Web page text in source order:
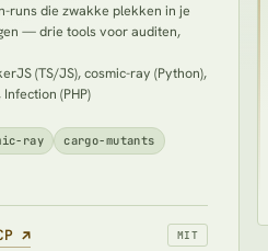
runs die zwakke plekken in je
— drie tools voor auditen,
(TS/JS), cosmic-ray (Python),
(PHP)
ray
cargo-mutants
↗(opent in een nieuw tabblad)
MIT